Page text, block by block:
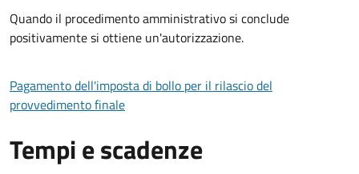
Quando il procedimento amministrativo si conclude
positivamente si ottiene un'autorizzazione.
Pagamento dell'imposta di bollo per il rilascio del
provvedimento finale
Tempi e scadenze